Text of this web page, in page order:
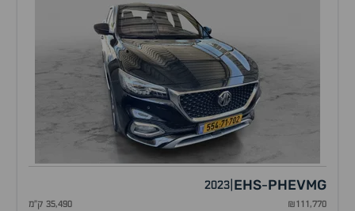
MG
EHS-PHEV
2023
₪111,770 35,490 ק"מ